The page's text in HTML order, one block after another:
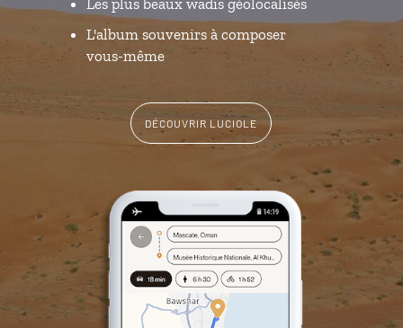
L'album souvenirs à composer
vous-même
DÉCOUVRIR LUCIOLE